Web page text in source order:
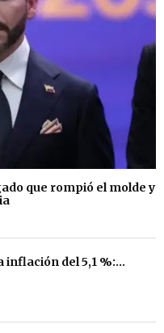
que rompió el molde y
del 5,1 %:...